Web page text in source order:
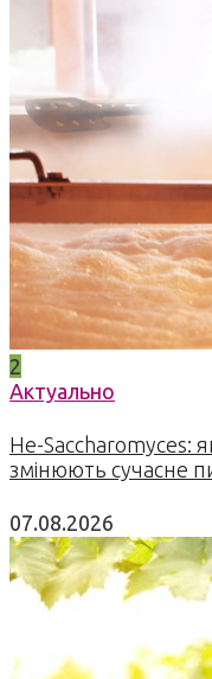
2
Актуально
Не-Saccharomyces:
змінюють сучасне
07.08.2026